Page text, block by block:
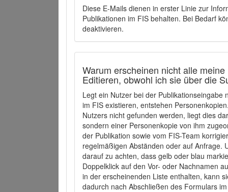
Diese E-Mails dienen in erster Linie zur
Publikationen im FIS behalten. Bei Bedarf
deaktivieren.
Warum erscheinen nicht alle
Editieren, obwohl ich sie über die
Legt ein Nutzer bei der
im FIS existieren, entstehen
Nutzers nicht gefunden werden, liegt dies
sondern einer Personenkopie von ihm
der Publikation sowie vom FIS-Team
regelmäßigen Abständen oder auf Anfrage.
darauf zu achten, dass gelb oder blau
Doppelklick auf den Vor- oder Nachnamen
in der erscheinenden Liste enthalten, kann
dadurch nach Abschließen des Formulars